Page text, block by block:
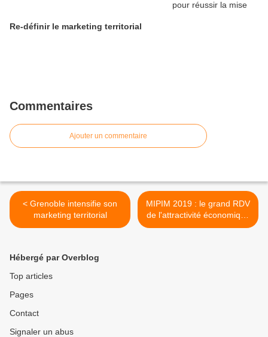
Re-définir le marketing territorial
Commentaires
Ajouter un commentaire
< Grenoble intensifie son
marketing territorial
MIPIM 2019 : le grand RDV
de l'attractivité économique
des territoires >
Hébergé par Overblog
Top articles
Pages
Contact
Signaler un abus